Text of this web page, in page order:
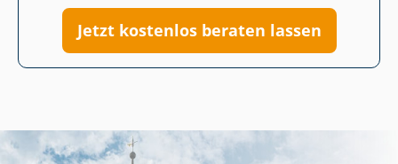
Jetzt kostenlos beraten lassen